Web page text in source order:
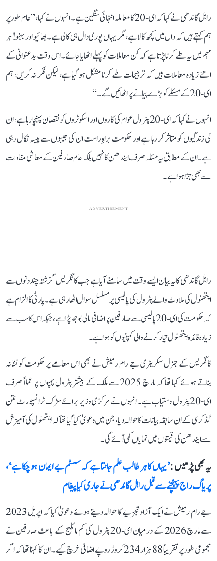
راہل گاندھی نے کہا کہ ای-20 کا معاملہ انتہائی سنگین ہے۔ انہوں نے کہا، ’’عام طور پر
ہم کہتے ہیں کہ دال میں کچھ کالا ہے، مگر یہاں پوری دال ہی کالی ہے۔ بھائیو اور بہنو! ہر
مہم میں یہ طے کرنا پڑتا ہے کہ کن معاملات کو پہلے اٹھایا جائے۔ اس وقت بدعنوانی کے
اتنے زیادہ معاملات ہیں کہ ترجیحات طے کرنا مشکل ہو گیا ہے، لیکن فکر نہ کریں، ہم
ای-20 کے مسئلے کو بڑے پیمانے پر اٹھائیں گے۔‘‘
انہوں نے کہا کہ ای-20 پٹرول عوام کی کاروں اور اسکوٹروں کو نقصان پہنچا رہا ہے، ان
کی زندگیوں کو متاثر کر رہا ہے اور حکومت براہِ راست ان کی جیبوں سے پیسہ نکال رہی
ہے۔ ان کے مطابق یہ مسئلہ صرف ایندھن کا نہیں بلکہ عام صارفین کے معاشی مفادات
سے بھی جڑا ہوا ہے۔
ADVERTISEMENT
راہل گاندھی کا یہ بیان ایسے وقت میں سامنے آیا ہے جب کانگریس گزشتہ چند دنوں سے
ایتھنول کی ملاوٹ والے پٹرول کی پالیسی پر مسلسل سوال اٹھا رہی ہے۔ پارٹی کا الزام ہے
کہ حکومت کی ای-20 پالیسی سے صارفین پر اضافی مالی بوجھ پڑا ہے، جبکہ اس کا سب سے
زیادہ فائدہ ایتھنول تیار کرنے والی کمپنیوں کو ہوا ہے۔
کانگریس کے جنرل سکریٹری جے رام رمیش نے بھی اس معاملے پر حکومت کو نشانہ
بناتے ہوئے کہا تھا کہ مارچ 2025 سے ملک کے بیشتر پٹرول پمپوں پر عملاً صرف
ای-20 پٹرول دستیاب ہے۔ انہوں نے مرکزی وزیر برائے سڑک ٹرانسپورٹ نتن
گڈکری کے ان سابقہ بیانات کا حوالہ دیا، جن میں دعویٰ کیا گیا تھا کہ ایتھنول کی آمیزش
سے ایندھن کی قیمتوں میں نمایاں کمی آئے گی۔
یہ بھی پڑھیں :’یہاں کا ہر طالب علم جانتا ہے کہ سسٹم بے ایمان ہو چکا ہے‘،
پریاگ راج پہنچنے سے قبل راہل گاندھی نے جاری کیا پیغام
جے رام رمیش نے ایک آزاد تجزیے کا حوالہ دیتے ہوئے دعویٰ کیا کہ اپریل 2023
سے مارچ 2026 کے درمیان ای-20 پٹرول کی کم مائلیج کے باعث صارفین نے
مجموعی طور پر تقریباً 88 ہزار 234 کروڑ روپے اضافی خرچ کیے۔ ان کا کہنا تھا کہ اگر